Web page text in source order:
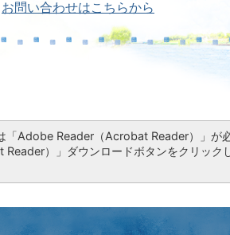
お問い合わせはこちらから
「Adobe Reader（Acrobat Reader）」が
）」ダウンロードボタンをクリック